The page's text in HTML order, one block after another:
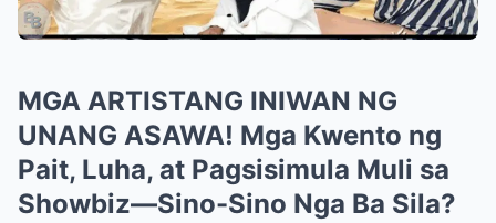
MGA ARTISTANG INIWAN NG
UNANG ASAWA! Mga Kwento ng
Pait, Luha, at Pagsisimula Muli sa
Showbiz—Sino-Sino Nga Ba Sila?